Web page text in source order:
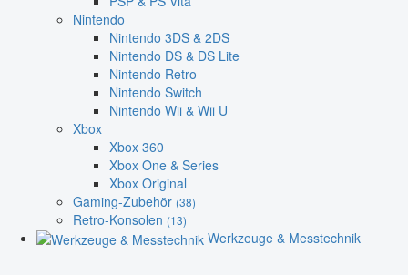
Nintendo
Nintendo 3DS & 2DS
Nintendo DS & DS Lite
Nintendo Retro
Nintendo Switch
Nintendo Wii & Wii U
Xbox
Xbox 360
Xbox One & Series
Xbox Original
Gaming-Zubehör (38)
Retro-Konsolen (13)
Werkzeuge & Messtechnik